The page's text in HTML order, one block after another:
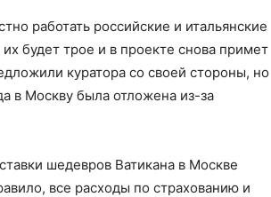
работать российские и итальянские
будет трое и в проекте снова примет
куратора со своей стороны, но
в Москву была отложена из-за
шедевров Ватикана в Москве
все расходы по страхованию и